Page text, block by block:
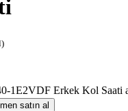
1E2VDF Erkek Kol Saati
satın al